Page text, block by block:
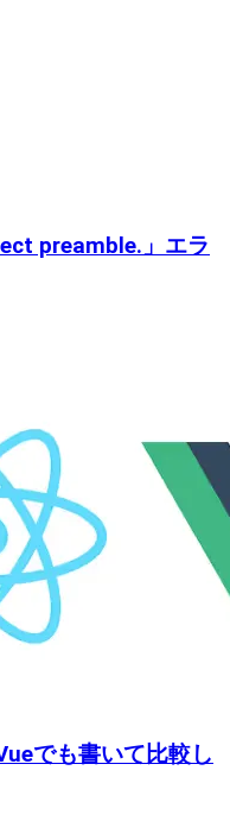
preamble.」エラ
でも書いて比較し